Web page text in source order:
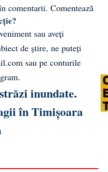
comentarii. Comentează
sau aveți
de știre, ne puteți
sau pe conturile
.
inundate.
în Timișoara